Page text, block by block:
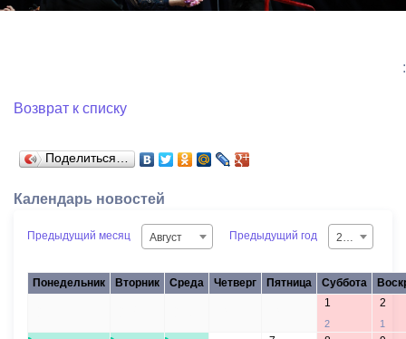
:
Возврат к списку
Поделиться…
Календарь новостей
Предыдущий месяц Август Предыдущий год
Понедельник Вторник Среда Четверг Пятница Суббота
1
2
2
1